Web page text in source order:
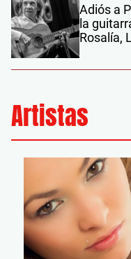
Adiós a
la
Rosalía,
Artistas